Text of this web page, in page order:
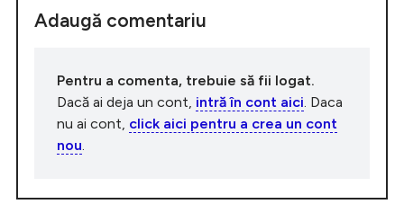
Adaugă comentariu
Pentru a comenta, trebuie să fii logat.
Dacă ai deja un cont, intră în cont aici . Daca
nu ai cont, click aici pentru a crea un cont
nou